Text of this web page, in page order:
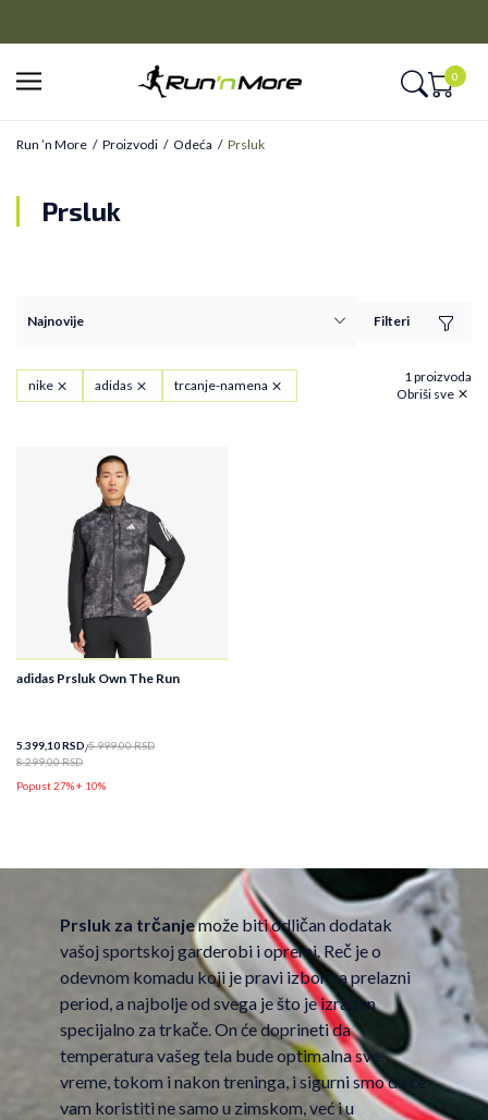
0
Run ’n More Proizvodi Odeća Prsluk
Prsluk
Filteri
nike adidas trcanje-namena
1 proizvoda
Obriši sve
adidas Prsluk Own The Run
5.399,10RSD 5.999,00RSD
8.299,00RSD
Popust 27% + 10%
Prsluk za trčanjemože biti odličan dodatak
vašoj sportskoj garderobi i opremi. Reč je o
odevnom komadu koji je pravi izbor za prelazni
period, a najbolje od svega je što je izrađen
specijalno za trkače. On će doprineti da
temperatura vašeg tela bude optimalna sve
vreme, tokom i nakon treninga, i sigurni smo da će
vam koristiti ne samo u zimskom, već i u